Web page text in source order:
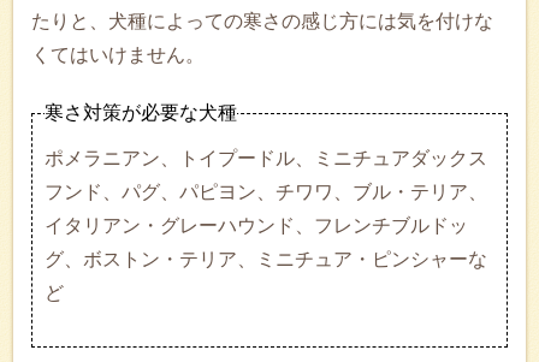
たりと、犬種によっての寒さの感じ方には気を付けな
くてはいけません。
寒さ対策が必要な犬種
ポメラニアン、トイプードル、ミニチュアダックス
フンド、パグ、パピヨン、チワワ、ブル・テリア、
イタリアン・グレーハウンド、フレンチブルドッ
グ、ボストン・テリア、ミニチュア・ピンシャーな
ど